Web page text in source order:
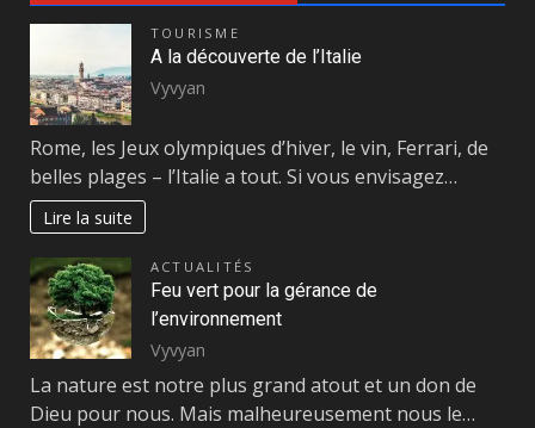
TOURISME
A la découverte de l’Italie
Vyvyan
Rome, les Jeux olympiques d’hiver, le vin, Ferrari, de
belles plages – l’Italie a tout. Si vous envisagez…
Lire la suite
ACTUALITÉS
Feu vert pour la gérance de
l’environnement
Vyvyan
La nature est notre plus grand atout et un don de
Dieu pour nous. Mais malheureusement nous le…